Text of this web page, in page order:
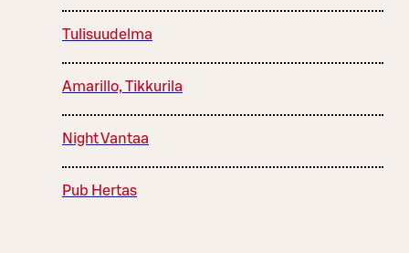
Tulisuudelma
Amarillo, Tikkurila
Night Vantaa
Pub Hertas